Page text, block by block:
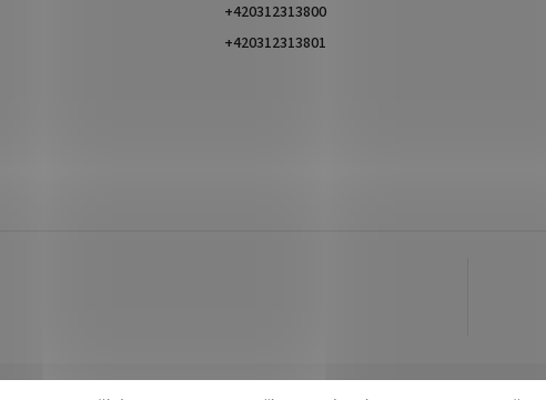
+420312313800
+420312313801